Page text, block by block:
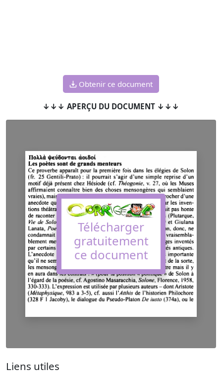
Obtenir ce document
↓↓↓ APERÇU DU DOCUMENT ↓↓↓
Télécharger
gratuitement
ce document
Liens utiles